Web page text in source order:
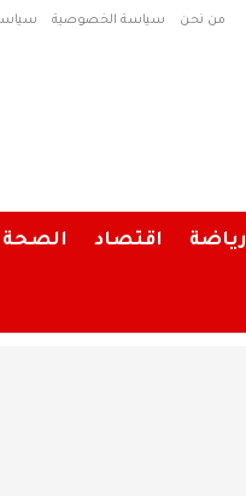
من نحن سياسة الخصوصية
رياضة اقتصاد الصحة